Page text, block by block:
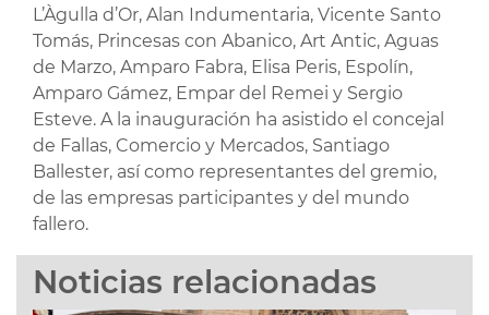
L’Àgulla d’Or, Alan Indumentaria, Vicente Santo
Tomás, Princesas con Abanico, Art Antic, Aguas
de Marzo, Amparo Fabra, Elisa Peris, Espolín,
Amparo Gámez, Empar del Remei y Sergio
Esteve. A la inauguración ha asistido el concejal
de Fallas, Comercio y Mercados, Santiago
Ballester, así como representantes del gremio,
de las empresas participantes y del mundo
fallero.
Noticias relacionadas